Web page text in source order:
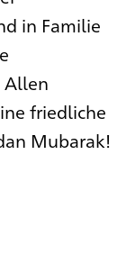
in Familie
Allen
friedliche
Mubarak!